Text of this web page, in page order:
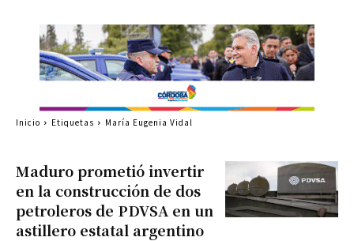
Maduro prometió invertir
en la construcción de dos
petroleros de PDVSA en un
astillero estatal argentino
Inicio Etiquetas María Eugenia Vidal